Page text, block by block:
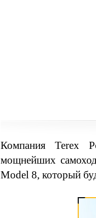
КомпанияTerex
мощнейших
Model 8, который